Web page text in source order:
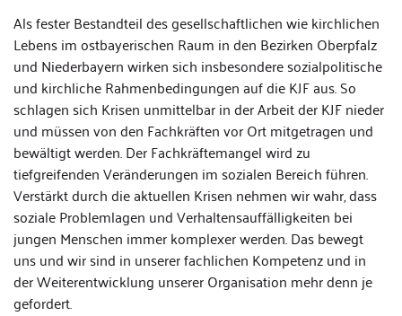
Als fester Bestandteil des gesellschaftlichen wie kirchlichen
Lebens im ostbayerischen Raum in den Bezirken Oberpfalz
und Niederbayern wirken sich insbesondere sozialpolitische
und kirchliche Rahmenbedingungen auf die KJF aus. So
schlagen sich Krisen unmittelbar in der Arbeit der KJF nieder
und müssen von den Fachkräften vor Ort mitgetragen und
bewältigt werden. Der Fachkräftemangel wird zu
tiefgreifenden Veränderungen im sozialen Bereich führen.
Verstärkt durch die aktuellen Krisen nehmen wir wahr, dass
soziale Problemlagen und Verhaltensauffälligkeiten bei
jungen Menschen immer komplexer werden. Das bewegt
uns und wir sind in unserer fachlichen Kompetenz und in
der Weiterentwicklung unserer Organisation mehr denn je
gefordert.